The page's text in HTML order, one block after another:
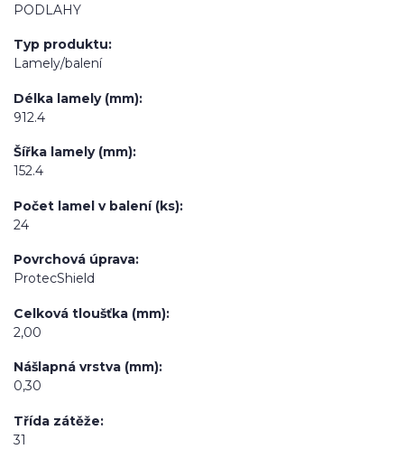
PODLAHY
Typ produktu
Lamely/balení
Délka lamely (mm)
912.4
Šířka lamely (mm)
152.4
Počet lamel v balení (ks)
24
Povrchová úprava
ProtecShield
Celková tloušťka (mm)
2,00
Nášlapná vrstva (mm)
0,30
Třída zátěže
31